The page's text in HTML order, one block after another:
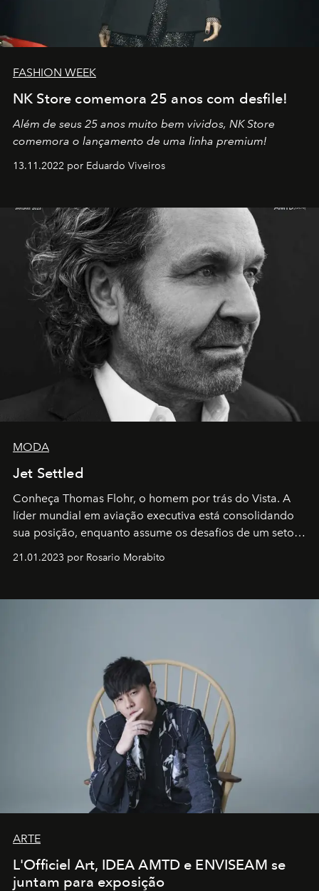
FASHION WEEK
NK Store comemora 25 anos com desfile!
Além de seus 25 anos muito bem vividos, NK Store
comemora o lançamento de uma linha premium!
13.11.2022 por Eduardo Viveiros
MODA
Jet Settled
Conheça Thomas Flohr, o homem por trás do Vista. A
líder mundial em aviação executiva está consolidando
sua posição, enquanto assume os desafios de um setor
21.01.2023 por Rosario Morabito
ARTE
L'Officiel Art, IDEA AMTD e ENVISEAM se
juntam para exposição